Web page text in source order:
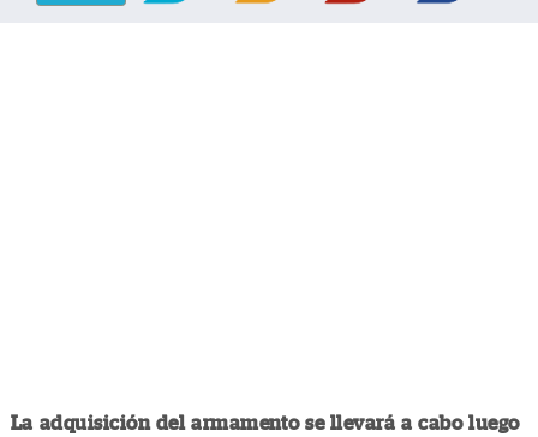
La adquisición del armamento se llevará a cabo luego